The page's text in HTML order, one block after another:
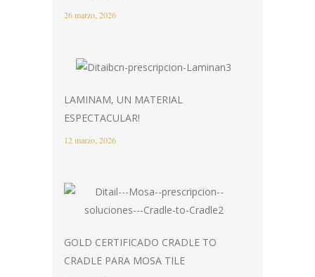
26 marzo, 2026
LAMINAM, UN MATERIAL
ESPECTACULAR!
12 marzo, 2026
GOLD CERTIFICADO CRADLE TO
CRADLE PARA MOSA TILE